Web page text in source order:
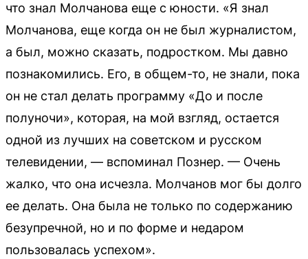
что знал Молчанова еще с юности. «Я знал
Молчанова, еще когда он не был журналистом,
а был, можно сказать, подростком. Мы давно
познакомились. Его, в общем-то, не знали, пока
он не стал делать программу «До и после
полуночи», которая, на мой взгляд, остается
одной из лучших на советском и русском
телевидении, — вспоминал Познер. — Очень
жалко, что она исчезла. Молчанов мог бы долго
ее делать. Она была не только по содержанию
безупречной, но и по форме и недаром
пользовалась успехом».